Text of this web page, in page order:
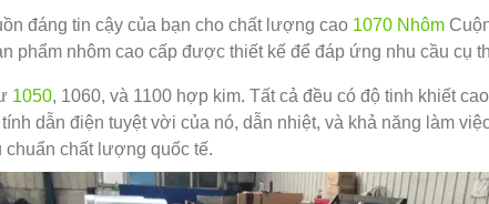
đáng tin cậy của bạn cho chất lượng cao 1070 Nhôm
phẩm nhôm cao cấp được thiết kế để đáp ứng nhu cầu cụ
1050, 1060, và 1100 hợp kim. Tất cả đều có độ tinh khiết
dẫn điện tuyệt vời của nó, dẫn nhiệt, và khả năng làm
chuẩn chất lượng quốc tế.